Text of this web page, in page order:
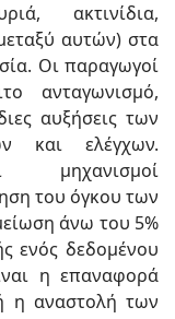
ακτινίδια,
αυτών) στα
Οι παραγωγοί
ανταγωνισμό,
αυξήσεις των
και ελέγχων.
μηχανισμοί
του όγκου των
άνω του 5%
ενός δεδομένου
η επαναφορά
η αναστολή των